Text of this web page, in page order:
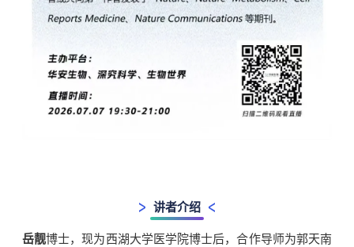
讲者介绍
岳靓博士，现为西湖大学医学院博士后，合作导师为郭天南